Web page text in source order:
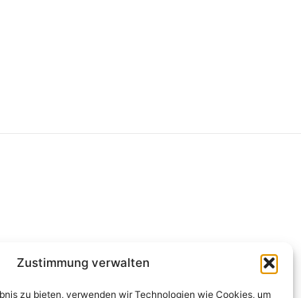
Zustimmung verwalten
zu bieten, verwenden wir Technologien wie Cookies, um